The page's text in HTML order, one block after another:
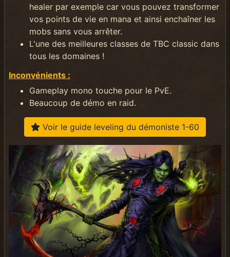
healer par exemple car vous pouvez transformer
vos points de vie en mana et ainsi enchaîner les
mobs sans vous arrêter.
L'une des meilleures classes de TBC classic dans
tous les domaines !
Inconvénients :
Gameplay mono touche pour le PvE.
Beaucoup de démo en raid.
Voir le guide leveling du démoniste 1-60